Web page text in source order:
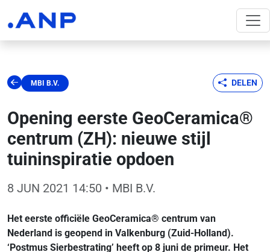
MBI B.V. DELEN
Opening eerste GeoCeramica®
centrum (ZH): nieuwe stijl
tuininspiratie opdoen
8 JUN 2021 14:50 • MBI B.V.
Het eerste officiële GeoCeramica® centrum van
Nederland is geopend in Valkenburg (Zuid-Holland).
‘Postmus Sierbestrating’ heeft op 8 juni de primeur. Het